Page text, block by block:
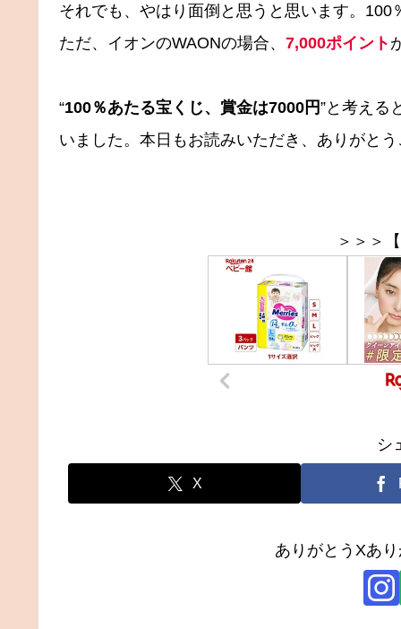
それでも、やはり面倒と思うと思います。100
ただ、イオンのWAONの場合、 7,000ポイント
“100％あたる宝くじ、賞金は7000円”と考える
いました。本日もお読みいただき、ありがと
＞＞＞
シ
X
ありがとうXあ